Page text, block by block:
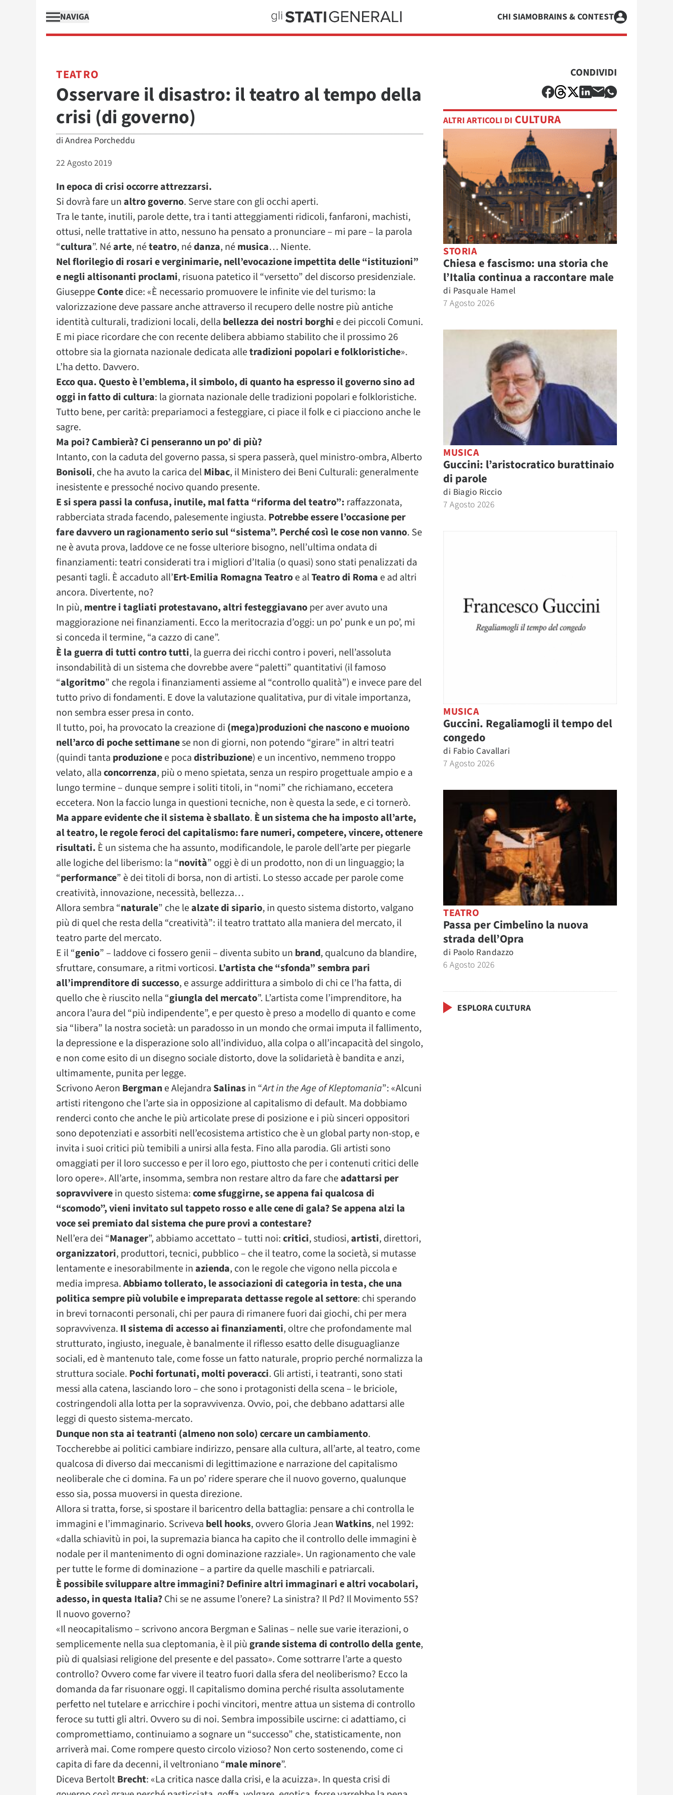
NAVIGA CHI SIAMOBRAINS & CONTEST
TEATRO
Osservare il disastro: il teatro al tempo della
crisi (di governo)
di Andrea Porcheddu
22 Agosto 2019
In epoca di crisi occorre attrezzarsi.
Si dovrà fare unaltro governo. Serve stare con gli occhi aperti.
Tra le tante, inutili, parole dette, tra i tanti atteggiamenti ridicoli, fanfaroni, machisti,
ottusi, nelle trattative in atto, nessuno ha pensato a pronunciare – mi pare – la parola
“cultura”. Néarte, néteatro, nédanza, némusica… Niente.
Nel florilegio di rosari e verginimarie, nell’evocazione impettita delle “istituzioni”
e negli altisonanti proclami, risuona patetico il “versetto” del discorso presidenziale.
GiuseppeContedice: «È necessario promuovere le infinite vie del turismo: la
valorizzazione deve passare anche attraverso il recupero delle nostre più antiche
identità culturali, tradizioni locali, della bellezza dei nostri borghi e dei piccoli Comuni.
E mi piace ricordare che con recente delibera abbiamo stabilito che il prossimo 26
ottobre sia la giornata nazionale dedicata alletradizioni popolari e folkloristiche».
L’ha detto. Davvero.
Ecco qua. Questo è l’emblema, il simbolo, di quanto ha espresso il governo sino ad
oggi in fatto di cultura: la giornata nazionale delle tradizioni popolari e folkloristiche.
Tutto bene, per carità: prepariamoci a festeggiare, ci piace il folk e ci piacciono anche le
sagre.
Ma poi? Cambierà? Ci penseranno un po’ di più?
Intanto, con la caduta del governo passa, si spera passerà, quel ministro-ombra, Alberto
Bonisoli, che ha avuto la carica delMibac, il Ministero dei Beni Culturali: generalmente
inesistente e pressoché nocivo quando presente.
E si spera passi la confusa, inutile, mal fatta “riforma del teatro”: raffazzonata,
rabberciata strada facendo, palesemente ingiusta. Potrebbe essere l’occasione per
fare davvero un ragionamento serio sul “sistema”. Perché così le cose non vanno. Se
ne è avuta prova, laddove ce ne fosse ulteriore bisogno, nell’ultima ondata di
finanziamenti: teatri considerati tra i migliori d’Italia (o quasi) sono stati penalizzati da
pesanti tagli. È accaduto all’Ert-Emilia Romagna Teatroe alTeatro di Roma e ad altri
ancora. Divertente, no?
In più, mentre i tagliati protestavano, altri festeggiavanoper aver avuto una
maggiorazione nei finanziamenti. Ecco la meritocrazia d’oggi: un po’ punk e un po’, mi
si conceda il termine, “a cazzo di cane”.
È la guerra di tutti contro tutti, la guerra dei ricchi contro i poveri, nell’assoluta
insondabilità di un sistema che dovrebbe avere “paletti” quantitativi (il famoso
“algoritmo” che regola i finanziamenti assieme al “controllo qualità”) e invece pare del
tutto privo di fondamenti. E dove la valutazione qualitativa, pur di vitale importanza,
non sembra esser presa in conto.
Il tutto, poi, ha provocato la creazione di (mega)produzioni che nascono e muoiono
nell’arco di poche settimanese non di giorni, non potendo “girare” in altri teatri
(quindi tanta produzionee pocadistribuzione) e un incentivo, nemmeno troppo
velato, allaconcorrenza, più o meno spietata, senza un respiro progettuale ampio e a
lungo termine – dunque sempre i soliti titoli, in “nomi” che richiamano, eccetera
eccetera. Non la faccio lunga in questioni tecniche, non è questa la sede, e ci tornerò.
Ma appare evidente che il sistema è sballato. È un sistema che ha imposto all’arte,
al teatro, le regole feroci del capitalismo: fare numeri, competere, vincere, ottenere
risultati. È un sistema che ha assunto, modificandole, le parole dell’arte per piegarle
alle logiche del liberismo: la “novità” oggi è di un prodotto, non di un linguaggio; la
“performance” è dei titoli di borsa, non di artisti. Lo stesso accade per parole come
creatività, innovazione, necessità, bellezza…
Allora sembra “naturale” che lealzate di sipario, in questo sistema distorto, valgano
più di quel che resta della “creatività”: il teatro trattato alla maniera del mercato, il
teatro parte del mercato.
E il “genio” – laddove ci fossero genii – diventa subito un brand, qualcuno da blandire,
sfruttare, consumare, a ritmi vorticosi. L’artista che “sfonda” sembra pari
all’imprenditore di successo, e assurge addirittura a simbolo di chi ce l’ha fatta, di
quello che è riuscito nella “giungla del mercato”. L’artista come l’imprenditore, ha
ancora l’aura del “più indipendente”, e per questo è preso a modello di quanto e come
sia “libera” la nostra società: un paradosso in un mondo che ormai imputa il fallimento,
la depressione e la disperazione solo all’individuo, alla colpa o all’incapacità del singolo,
e non come esito di un disegno sociale distorto, dove la solidarietà è bandita e anzi,
ultimamente, punita per legge.
Scrivono Aeron Bergmane Alejandra Salinasin “Art in the Age of Kleptomania”: «Alcuni
artisti ritengono che l’arte sia in opposizione al capitalismo di default. Ma dobbiamo
renderci conto che anche le più articolate prese di posizione e i più sinceri oppositori
sono depotenziati e assorbiti nell’ecosistema artistico che è un global party non-stop, e
invita i suoi critici più temibili a unirsi alla festa. Fino alla parodia. Gli artisti sono
omaggiati per il loro successo e per il loro ego, piuttosto che per i contenuti critici delle
loro opere». All’arte, insomma, sembra non restare altro da fare cheadattarsi per
sopravviverein questo sistema:come sfuggirne, se appena fai qualcosa di
“scomodo”, vieni invitato sul tappeto rosso e alle cene di gala? Se appena alzi la
voce sei premiato dal sistema che pure provi a contestare?
Nell’era dei “Manager”, abbiamo accettato – tutti noi:critici, studiosi,artisti, direttori,
organizzatori, produttori, tecnici, pubblico – che il teatro, come la società, si mutasse
lentamente e inesorabilmente inazienda, con le regole che vigono nella piccola e
media impresa.Abbiamo tollerato, le associazioni di categoria in testa, che una
politica sempre più volubile e impreparata dettasse regole al settore: chi sperando
in brevi tornaconti personali, chi per paura di rimanere fuori dai giochi, chi per mera
sopravvivenza. Il sistema di accesso ai finanziamenti, oltre che profondamente mal
strutturato, ingiusto, ineguale, è banalmente il riflesso esatto delle disuguaglianze
sociali, ed è mantenuto tale, come fosse un fatto naturale, proprio perché normalizza la
struttura sociale. Pochi fortunati, molti poveracci. Gli artisti, i teatranti, sono stati
messi alla catena, lasciando loro – che sono i protagonisti della scena – le briciole,
costringendoli alla lotta per la sopravvivenza. Ovvio, poi, che debbano adattarsi alle
leggi di questo sistema-mercato.
Dunque non sta ai teatranti (almeno non solo) cercare un cambiamento.
Toccherebbe ai politici cambiare indirizzo, pensare alla cultura, all’arte, al teatro, come
qualcosa di diverso dai meccanismi di legittimazione e narrazione del capitalismo
neoliberale che ci domina. Fa un po’ ridere sperare che il nuovo governo, qualunque
esso sia, possa muoversi in questa direzione.
Allora si tratta, forse, si spostare il baricentro della battaglia: pensare a chi controlla le
immagini e l’immaginario. Scriveva bell hooks, ovvero Gloria JeanWatkins, nel 1992:
«dalla schiavitù in poi, la supremazia bianca ha capito che il controllo delle immagini è
nodale per il mantenimento di ogni dominazione razziale». Un ragionamento che vale
per tutte le forme di dominazione – a partire da quelle maschili e patriarcali.
È possibile sviluppare altre immagini? Definire altri immaginari e altri vocabolari,
adesso, in questa Italia?Chi se ne assume l’onere? La sinistra? Il Pd? Il Movimento 5S?
Il nuovo governo?
«Il neocapitalismo – scrivono ancora Bergman e Salinas – nelle sue varie iterazioni, o
semplicemente nella sua cleptomania, è il piùgrande sistema di controllo della gente,
più di qualsiasi religione del presente e del passato». Come sottrarre l’arte a questo
controllo? Ovvero come far vivere il teatro fuori dalla sfera del neoliberismo? Ecco la
domanda da far risuonare oggi. Il capitalismo domina perché risulta assolutamente
perfetto nel tutelare e arricchire i pochi vincitori, mentre attua un sistema di controllo
feroce su tutti gli altri. Ovvero su di noi. Sembra impossibile uscirne: ci adattiamo, ci
compromettiamo, continuiamo a sognare un “successo” che, statisticamente, non
arriverà mai. Come rompere questo circolo vizioso? Non certo sostenendo, come ci
capita di fare da decenni, il veltroniano “male minore”.
Diceva BertoltBrecht: «La critica nasce dalla crisi, e la acuizza». In questa crisi di
CONDIVIDI
ALTRI ARTICOLI DI CULTURA
STORIA
Chiesa e fascismo: una storia che
l’Italia continua a raccontare male
di Pasquale Hamel
7 Agosto 2026
MUSICA
Guccini: l’aristocratico burattinaio
di parole
di Biagio Riccio
7 Agosto 2026
MUSICA
Guccini. Regaliamogli il tempo del
congedo
di Fabio Cavallari
7 Agosto 2026
TEATRO
Passa per Cimbelino la nuova
strada dell’Opra
di Paolo Randazzo
6 Agosto 2026
ESPLORA CULTURA